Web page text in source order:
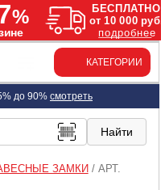
КАТЕГОРИИ
до 90% смотреть
ЗАМКИ / АРТ.